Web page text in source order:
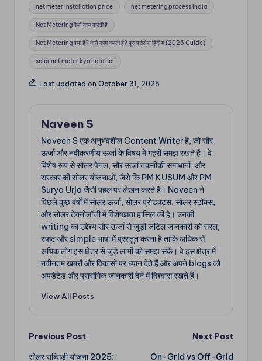
net meter installation price net metering process India
Net Metering कैसे काम करती है
Net Metering क्या है? कैसे काम करती है? पूरा प्रोसेस हिंदी में (2025 Guide)
solar net meter kya hota hai
Last updated on October 31, 2025
Naveen S
Naveen S एक अनुभवशील Content Writer हैं, जो सौर
ऊर्जा और नवीकरणीय ऊर्जा के विषय में गहरी समझ रखते हैं। वे
विशेष रूप से सोलर पैनल, सौर ऊर्जा तकनीकी समाधानों, और
सरकार की सोलर योजनाओं, जैसे कि PM KUSUM और PM
Surya Urja जैसी पहल पर लेखन करते हैं। Naveen ने
पिछले कुछ वर्षों में सोलर ऊर्जा, सोलर प्रोडक्ट्स, सोलर स्टॉक्स,
और सोलर टेक्नोलॉजी में विशेषज्ञता हासिल की है। उनकी
writing का उद्देश्य सौर ऊर्जा से जुड़ी जटिल जानकारी को सरल,
स्पष्ट और simple भाषा में प्रस्तुत करना है ताकि अधिक से
अधिक लोग इस क्षेत्र से जुड़े लाभों को समझ सकें। वे इस क्षेत्र में
नवीनतम खबरों और विकासों पर ध्यान देते हैं और अपने blogs को
अपडेटेड और प्रासंगिक जानकारी देने में विश्वास रखते हैं।
View All Posts
Post
Previous Post
सोलर सब्सिडी योजना 2025:
Next Post
On-Grid vs Off-Grid